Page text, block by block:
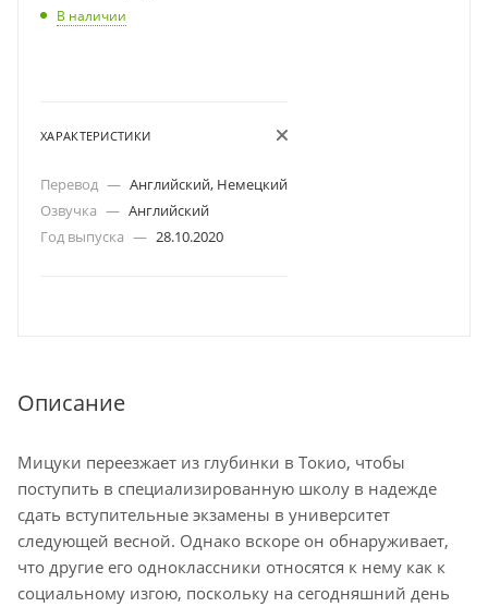
В наличии
ХАРАКТЕРИСТИКИ
Перевод — Английский, Немецкий
Озвучка — Английский
Год выпуска — 28.10.2020
Описание
Мицуки переезжает из глубинки в Токио, чтобы
поступить в специализированную школу в надежде
сдать вступительные экзамены в университет
следующей весной. Однако вскоре он обнаруживает,
что другие его одноклассники относятся к нему как к
социальному изгою, поскольку на сегодняшний день